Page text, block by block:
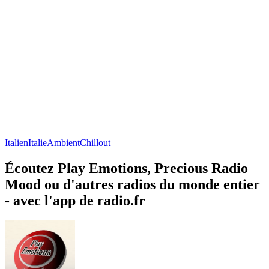
ItalienItalieAmbientChillout
Écoutez Play Emotions, Precious Radio
Mood ou d'autres radios du monde entier
- avec l'app de radio.fr